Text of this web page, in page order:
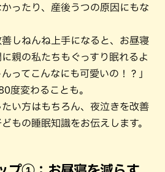
ったり、産後うつの原因にもな
しねんね上手になると、お昼寝
親の私たちもぐっすり眠れるよ
ってこんなにも可愛いの！？」
度変わることも。
い方はもちろん、夜泣きを改善
もの睡眠知識をお伝えします。